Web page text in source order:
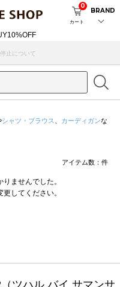
カート
0
BRAND
止について
シャツ・ブラウス カーディガンな
アイテム数： 件
ませんでした。
してください。
ツハル バイ サマンサ